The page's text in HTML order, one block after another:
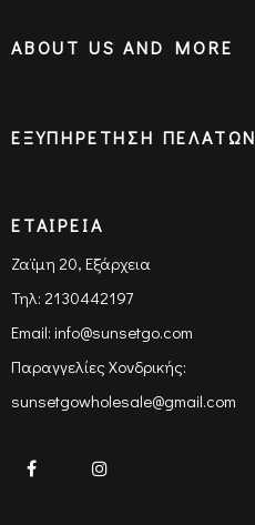
ABOUT US AND MORE
ΕΞΥΠΗΡΕΤΗΣΗ ΠΕΛΑΤΩΝ
ΕΤΑΙΡΕΙΑ
Ζαϊμη 20, Εξάρχεια
Τηλ: 2130442197
Email: info@sunsetgo.com
Παραγγελίες Χονδρικής:
sunsetgowholesale@gmail.com